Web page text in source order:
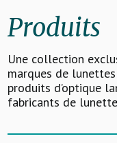
Produits
Une collection
marques de
produits d’optique
fabricants de